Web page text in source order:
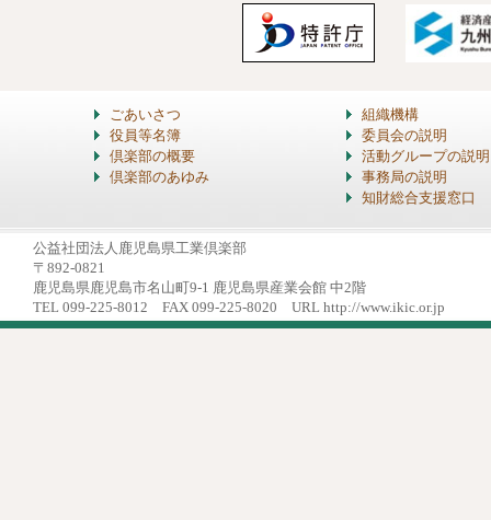
ごあいさつ
役員等名簿
倶楽部の概要
倶楽部のあゆみ
組織機構
委員会の説明
活動グループの説明
事務局の説明
知財総合支援窓口
公益社団法人鹿児島県工業倶楽部
〒892-0821
鹿児島県鹿児島市名山町9-1 鹿児島県産業会館 中2階
TEL 099-225-8012 FAX 099-225-8020 URL http://www.ikic.or.jp